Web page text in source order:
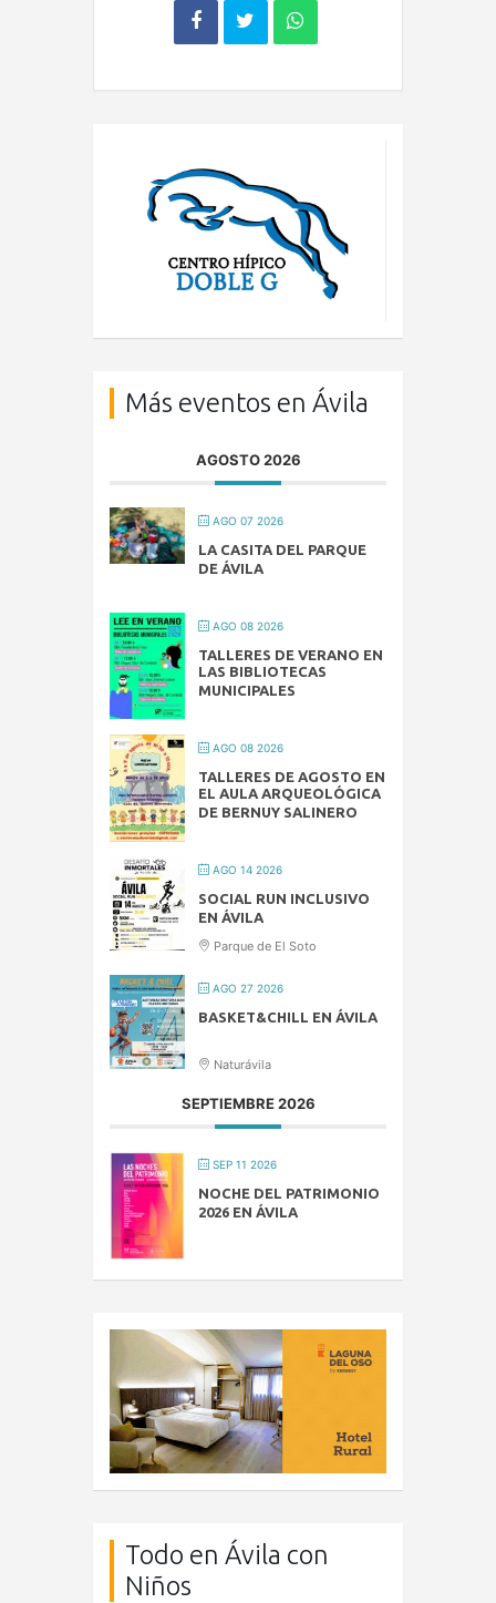
Más eventos en Ávila
AGOSTO 2026
AGO 07 2026
LA CASITA DEL PARQUE
DE ÁVILA
AGO 08 2026
TALLERES DE VERANO EN
LAS BIBLIOTECAS
MUNICIPALES
AGO 08 2026
TALLERES DE AGOSTO EN
EL AULA ARQUEOLÓGICA
DE BERNUY SALINERO
AGO 14 2026
SOCIAL RUN INCLUSIVO
EN ÁVILA
Parque de El Soto
AGO 27 2026
BASKET&CHILL EN ÁVILA
Naturávila
SEPTIEMBRE 2026
SEP 11 2026
NOCHE DEL PATRIMONIO
2026 EN ÁVILA
Todo en Ávila con
Niños